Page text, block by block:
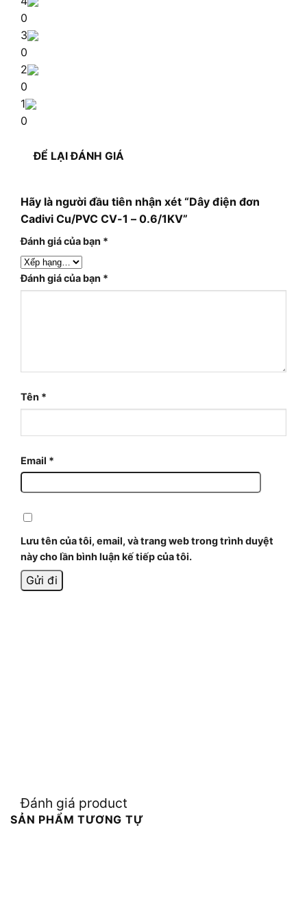
0
3
0
2
0
1
0
ĐỂ LẠI ĐÁNH GIÁ
Hãy là người đầu tiên nhận xét “Dây điện đơn
Cadivi Cu/PVC CV-1 – 0.6/1KV”
Đánh giá của bạn *
Đánh giá của bạn *
Tên *
Email *
Lưu tên của tôi, email, và trang web trong trình duyệt
này cho lần bình luận kế tiếp của tôi.
Đánh giá product
SẢN PHẨM TƯƠNG TỰ